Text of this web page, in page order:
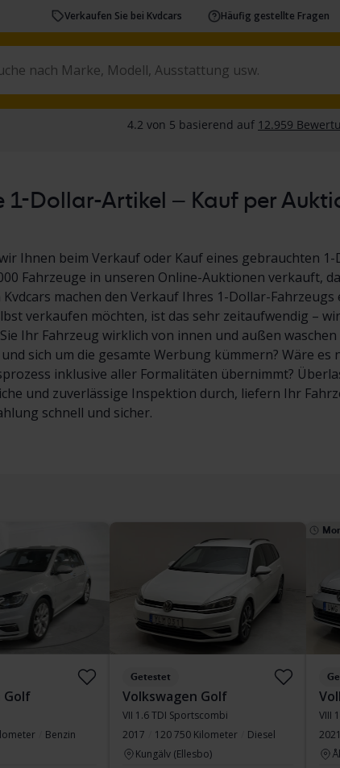
Verkaufen Sie bei Kvdcars Häufig gestellte Fragen
1-Dollar-Artikel – Kauf per
Ihnen beim Verkauf oder Kauf eines gebrauchten
Fahrzeuge in unseren Online-Auktionen verkauft,
Kvdcars machen den Verkauf Ihres 1-Dollar-
verkaufen möchten, ist das sehr zeitaufwendig –
Ihr Fahrzeug wirklich von innen und außen
sich um die gesamte Werbung kümmern? Wäre es
inklusive aller Formalitäten übernimmt?
und zuverlässige Inspektion durch, liefern Ihr
schnell und sicher.
Golf
Benzin
Getestet
Volkswagen Golf
VII 1.6 TDI Sportscombi
2017
120 750 Kilometer
Diesel
Kungälv (Ellesbo)
VIII
2021